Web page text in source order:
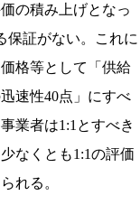
の積み上げとなっ
保証がない。これに
格等として「供給
速性40点」にすべ
業者は1:1とすべき
なくとも1:1の評価
れる。